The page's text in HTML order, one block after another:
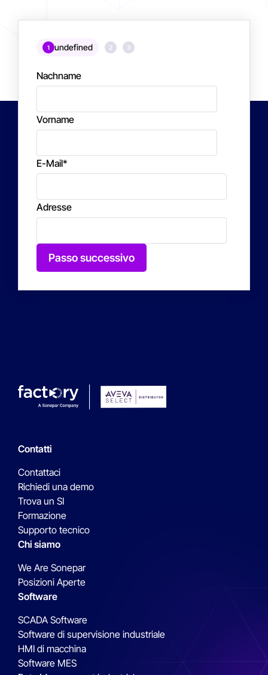
1 undefined 2 3
Nachname
Vorname
E-Mail*
Adresse
Passo successivo
Contatti
Contattaci
Richiedi una demo
Trova un SI
Formazione
Supporto tecnico
Chi siamo
We Are Sonepar
Posizioni Aperte
Software
SCADA Software
Software di supervisione industriale
HMI di macchina
Software MES